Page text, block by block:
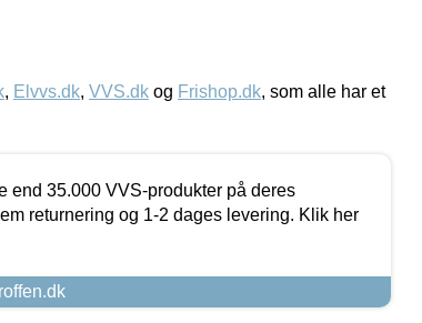
, Elvvs.dk, VVS.dk og Frishop.dk, som alle har et
end 35.000 VVS-produkter på deres
returnering og 1-2 dages levering. Klik her